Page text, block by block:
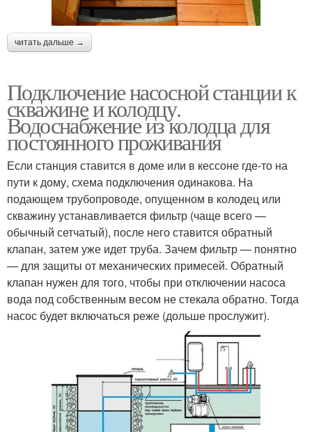
читать дальше →
Подключение насосной станции к
скважине и колодцу.
Водоснабжение из колодца для
постоянного проживания
Если станция ставится в доме или в кессоне где-то на
пути к дому, схема подключения одинакова. На
подающем трубопроводе, опущенном в колодец или
скважину устанавливается фильтр (чаще всего —
обычный сетчатый), после него ставится обратный
клапан, затем уже идет труба. Зачем фильтр — понятно
— для защиты от механических примесей. Обратный
клапан нужен для того, чтобы при отключении насоса
вода под собственным весом не стекала обратно. Тогда
насос будет включаться реже (дольше прослужит).